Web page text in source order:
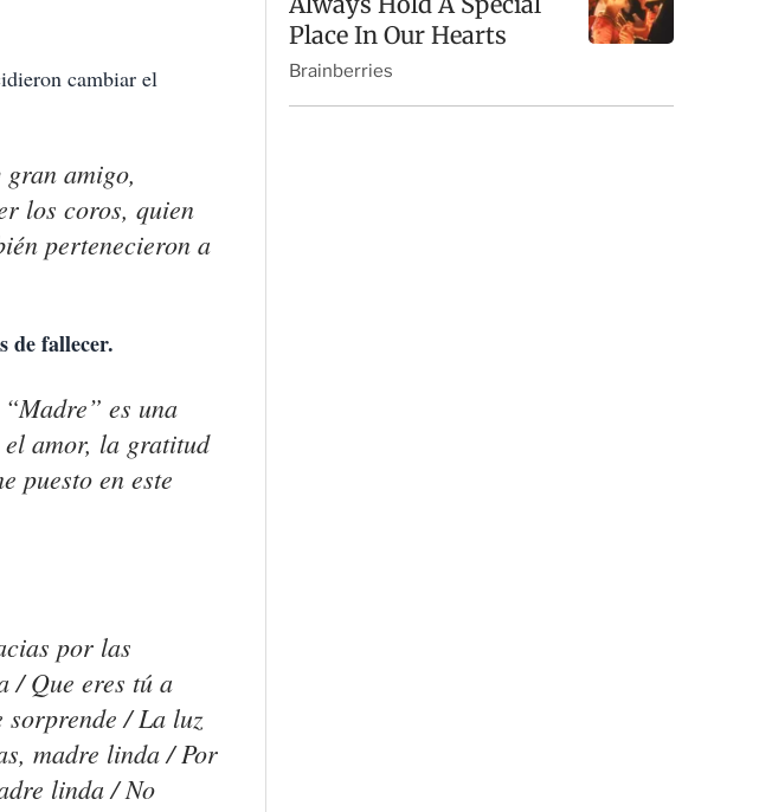
cambiar el
amigo,
los coros, quien
pertenecieron a
de fallecer.
es una
amor, la gratitud
puesto en este
por las
/ Que eres tú a
sorprende / La luz
madre linda / Por
linda / No